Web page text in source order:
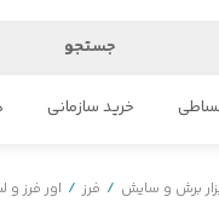
جستجو
خرید سازمانی
برش و سایش / فرز / اور فرز و